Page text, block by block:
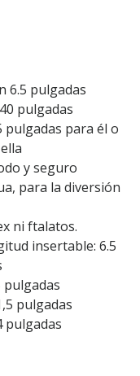
6.5 pulgadas
pulgadas
pulgadas para él o
y seguro
para la diversión
ni ftalatos.
insertable: 6.5
pulgadas
pulgadas
pulgadas